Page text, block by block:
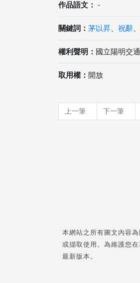
作品語文： -
關鍵詞： 茅以昇 祝辭
權利聲明： 國立陽明交
取用權： 開放
上一筆 下一筆
本網站之所有圖文內容
或擷取使用。為維護您
最新版本。